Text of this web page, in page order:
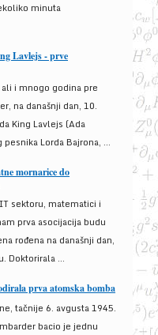
minuta
Lavlejs - prve
i mnogo godina pre
na današnji dan, 10.
King Lavlejs (Ada
Lorda Bajrona, ...
mornarice do
sektoru, matematici i
prva asocijacija budu
rođena na današnji dan,
Doktorirala ...
prva atomska bomba
tačnije 6. avgusta 1945.
bacio je jednu